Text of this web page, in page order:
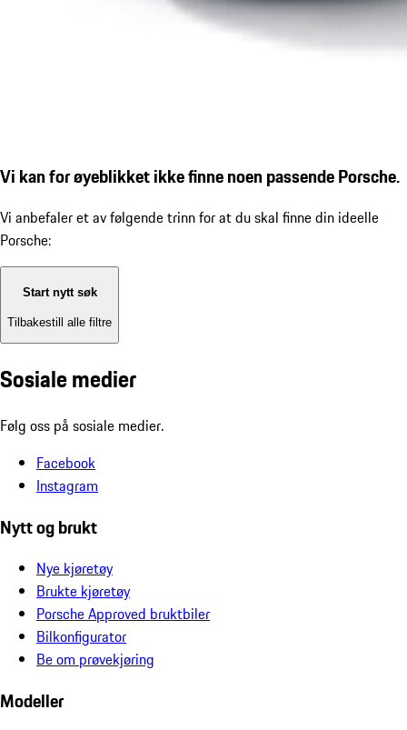
Vi kan for øyeblikket ikke finne noen passende Porsche.
Vi anbefaler et av følgende trinn for at du skal finne din ideelle
Porsche:
Start nytt søk
Tilbakestill alle filtre
Sosiale medier
Følg oss på sosiale medier.
Facebook
Instagram
Nytt og brukt
Nye kjøretøy
Brukte kjøretøy
Porsche Approved bruktbiler
Bilkonfigurator
Be om prøvekjøring
Modeller